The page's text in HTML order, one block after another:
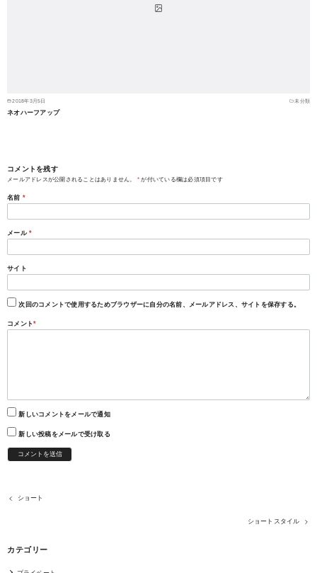
2018年3月5日 未分類
ネオハーフアップ
コメントを残す
メールアドレスが公開されることはありません。 * が付いている欄は必須項目です
名前 *
メール *
サイト
次回のコメントで使用するためブラウザーに自分の名前、メールアドレス、サイトを保存する。
コメント*
新しいコメントをメールで通知
新しい投稿をメールで受け取る
ショート
ショートスタイル
カテゴリー